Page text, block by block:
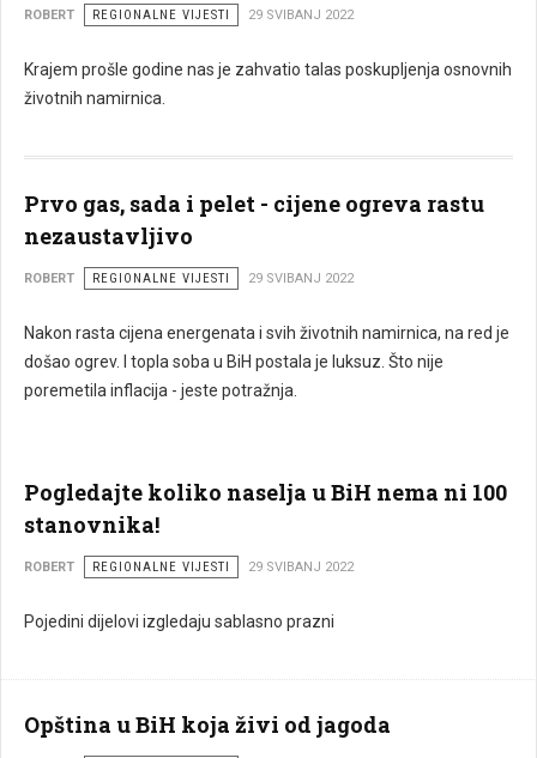
ROBERT REGIONALNE VIJESTI 29 SVIBANJ 2022
Krajem prošle godine nas je zahvatio talas poskupljenja osnovnih
životnih namirnica.
Prvo gas, sada i pelet - cijene ogreva rastu
nezaustavljivo
ROBERT REGIONALNE VIJESTI 29 SVIBANJ 2022
Nakon rasta cijena energenata i svih životnih namirnica, na red je
došao ogrev. I topla soba u BiH postala je luksuz. Što nije
poremetila inflacija - jeste potražnja.
Pogledajte koliko naselja u BiH nema ni 100
stanovnika!
ROBERT REGIONALNE VIJESTI 29 SVIBANJ 2022
Pojedini dijelovi izgledaju sablasno prazni
Opština u BiH koja živi od jagoda